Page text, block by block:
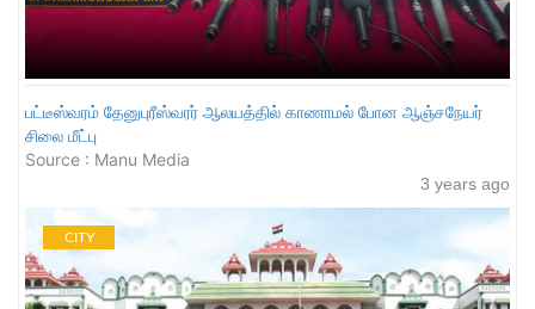
பட்டீஸ்வரம் தேனுபுரீஸ்வரர் ஆலயத்தில் காணாமல் போன ஆஞ்சநேயர்
சிலை மீட்பு
Source : Manu Media
3 years ago
CITY